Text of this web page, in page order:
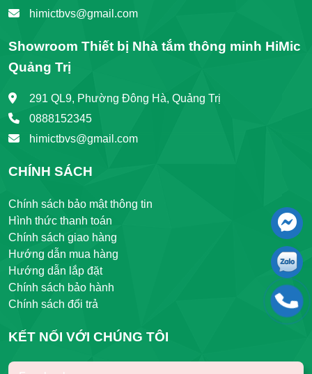
himictbvs@gmail.com
Showroom Thiết bị Nhà tắm thông minh HiMic
Quảng Trị
291 QL9, Phường Đông Hà, Quảng Trị
0888152345
himictbvs@gmail.com
CHÍNH SÁCH
Chính sách bảo mật thông tin
Hình thức thanh toán
Chính sách giao hàng
Hướng dẫn mua hàng
Hướng dẫn lắp đặt
Chính sách bảo hành
Chính sách đổi trả
KẾT NỐI VỚI CHÚNG TÔI